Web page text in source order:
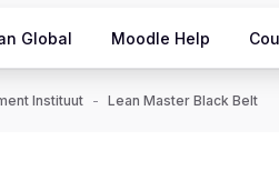
Global Moodle Help
Instituut Lean Master Black Belt